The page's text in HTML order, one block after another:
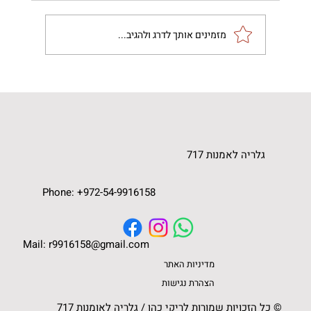
טכניקת "אקריליק פורינג", מה זה ואיך יוצרים
מזמינים אותך לדרג ולהגיב...
Phone: +972-54-9916158
גלריה לאמנות 717
גלריה לאומנות
© כל הזכויות שמורות לריקי כהן / גלריה לאומנות 717
Mail: r9916158@gmail.com
מדיניות האתר
הצהרת נגישות